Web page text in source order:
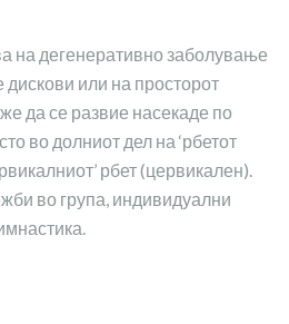
на дегенеративно заболување
или на просторот
да се развие насекаде по
во долниот дел на ‘рбетот
рбет (цервикален).
во група, индивидуални